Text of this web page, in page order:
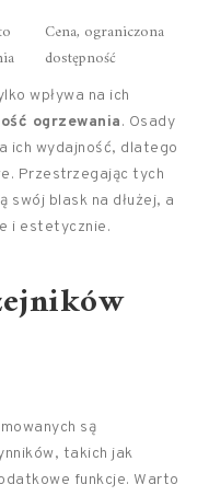
Cena, ograniczona
dostępność
wpływa na ich
ogrzewania. Osady
ich wydajność, dlatego
Przestrzegając tych
swój blask na dłużej, a
i estetycznie.
są
takich jak
funkcje. Warto